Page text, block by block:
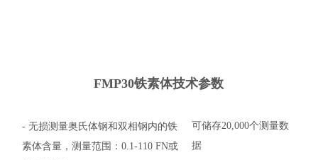
FMP30铁素体技术参数
- 无损测量奥氏体钢和双相钢内的铁
素体含量，测量范围： 0.1-110 FN或
可储存20,000个测量数
据